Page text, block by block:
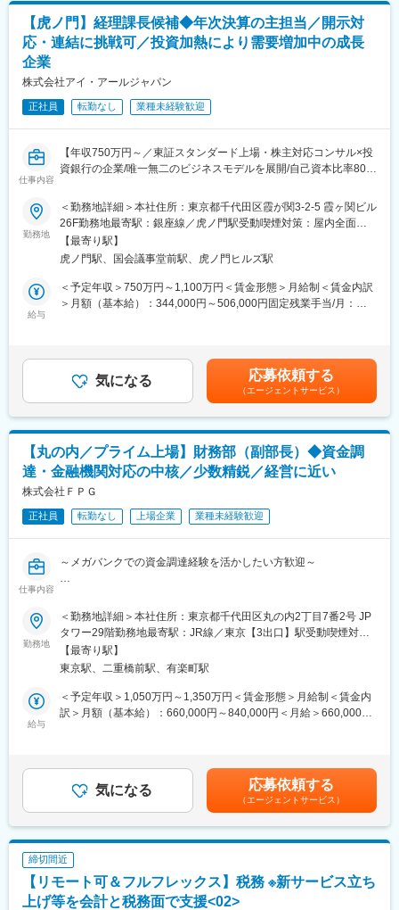
び「財務健全性の維持」を通じ、事業成長および中長期の事業計
画達成を支えることをミッションとしています。
足元では、グループ財務連携の高度化を進めるとともに、流動
性・金利・信用リスクおよび各種規制比率を踏まえた連結ベース
ます。
変更の範囲：会社の定める業務
＜資金調達・トレジャリー業務＞
◇資本市場調達の企画・管理
（格付取得、CP・社債発行、証券化／流動化スキームの検討・実
◇グループ全体の資金管理
◇財務運営に関する社内ルール・プロセスの整備および運用
＜規制対応・外部環境分析・レポーティング＞
◇財務運営に関連する法令・規制動向の調査・整理
◇グループ内の財務・リスク・資金関連データの集計・分析およ
び可視化
◇分析結果を踏まえた、財務戦略・ALM方針・個別施策への落と
し込み
QA対応
※週2回程度の頻度で東京オフィス（四谷）での業務が発生します
◇銀行単体ではなく、グループ全体の資金・バランスシート設計
に携われる
◇ALM・資金調達・リスク管理を「運営」ではなく企画・高度化
フェーズから担える
◇少人数体制ならではの高い裁量のもと、企画から実行まで一貫
して関与できる
◇CFOをはじめとする経営陣と近い距離で、財務の専門性を事業
成長に直接活かせる
変更の範囲：会社の定める業務
【虎ノ門】経理課長候補◆年次決算の主担当／開示対
応・連結に挑戦可／投資加熱により需要増加中の成長
企業
株式会社アイ・アールジャパン
正社員 転勤なし 業種未経験歓迎
仕事内容
【年収750万円～／東証スタンダード上場・株主対応コンサル×投
資銀行の企業/唯一無二のビジネスモデルを展開/自己資本比率80%
■業務内容
経理の課長候補として決算対応を中心に業務をお任せ致します。
当社では自社以外にも親会社ホールディングス、子会社経理も担
当しているため、幅広い業務を活かす、経験を積むことが可能で
す。
ご経験に合わせて下記の業務をお任せします。
・監査法人対応
・各種資料作成
経理部は現在、管理本部長1名、アシスタント2名、会計士2名(業
務委託)の7名体制となっております。当社の課長候補として次世
代を担う存在としての活躍を期待しています。経理経験の長い社
員や会計士も在籍しており、専門性の高いメンバーが揃っていま
す。
なお、財務部が別に設置されており、財務部長1名、主任職1名、
アシスタント1名の3名体制で業務を行っております。
■就業環境
■ポジションの魅力
当社の経理部は少数精鋭でまだルールなどの整備が行われていな
い部分もあるため、組織体制を整える業務にも挑戦することがで
き裁量持って業務に取り組める環境です。また親会社ホールディ
験することができ、より専門性の高い経験を積むことができま
す。
リスクに対し、株式議決権を基軸とした唯一無二のソリューショ
ンを提供しています。独立系の強みと圧倒的な正確性、精密性を
有するリサーチ能力と蓄積されたデータベース、そしてファクト
オリエンティッドな（事実を徹底して追求する）専門家集団を武
器に、新しい市場であるが故の複雑かつ高度なニーズに応えるこ
とのできる唯一無二のコンサルティングを提供しています。
変更の範囲：会社の定める業務
勤務地
＜勤務地詳細＞本社住所：東京都千代田区霞が関3-2-5 霞ヶ関ビル
26F勤務地最寄駅：銀座線／虎ノ門駅受動喫煙対策：屋内全面禁
煙変更の範囲：会社の定める事業所
【最寄り駅】
虎ノ門駅、国会議事堂前駅、虎ノ門ヒルズ駅
給与
＜予定年収＞750万円～1,100万円＜賃金形態＞月給制＜賃金内訳
＞月額（基本給）：344,000円～506,000円固定残業手当/月：
理論年収は、前職年収の他、業績・経験、年齢等を考慮し、選考
を通じて決定します。■賞与は業績評価と個人評価に鑑み、支給額
が決まります。賃金はあくまでも目安の金額であり、選考を通じ
て上下する可能性があります。月給(月額)は固定手当を含めた表記
です。
気になる 応募依頼する
（エージェントサービス）
【丸の内／プライム上場】財務部（副部長）◆資金調
達・金融機関対応の中核／少数精鋭／経営に近い
株式会社ＦＰＧ
正社員 転勤なし 上場企業 業種未経験歓迎
仕事内容
～メガバンクでの資金調達経験を活かしたい方歓迎～
財務部門の副部長として、部長を補佐しながら資金調達・資金管
理・金融機関対応などを担っていただきます。金融機関との取引
や為替管理など、当社の事業を支える中核機能に関与し、実務と
マネジメントの双方で組織をリードいただくポジションです。
■職務内容
・資金計画の策定、資金調達および資金運用の管理
・入出金管理およびインターネットバンキング取引の承認業務
（グループ会社含む）
・営業部門および案件組成部門との連携・調整
■働き方
全社平均残業時間は月10～15時間程度と落ち着いた環境で、メリ
ハリをつけて勤務いただけます。
勤務地
＜勤務地詳細＞本社住所：東京都千代田区丸の内2丁目7番2号 JP
タワー29階勤務地最寄駅：JR線／東京【3出口】駅受動喫煙対
策：敷地内全面禁煙変更の範囲：会社の定める事業所
【最寄り駅】
東京駅、二重橋前駅、有楽町駅
給与
＜予定年収＞1,050万円～1,350万円＜賃金形態＞月給制＜賃金内
訳＞月額（基本給）：660,000円～840,000円＜月給＞660,000円
す。月給(月額)は固定手当を含めた表記です。
気になる 応募依頼する
（エージェントサービス）
締切間近
【リモート可＆フルフレックス】税務 ※新サービス立ち
上げ等を会計と税務面で支援<02>